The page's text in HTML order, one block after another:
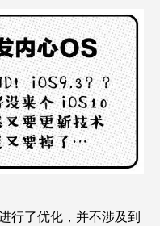
行了优化，并不涉及到